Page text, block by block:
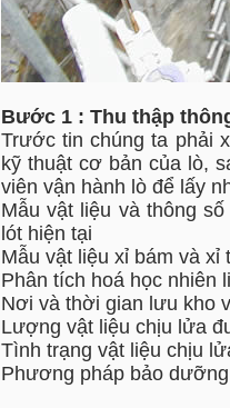
Bước 1 : Thu thập
Trước tin chúng ta phải
kỹ thuật cơ bản của lò,
viên vận hành lò để lấy
Mẫu vật liệu và thông
lót hiện tại
Mẫu vật liệu xỉ bám và xỉ
Phân tích hoá học nhiên
Nơi và thời gian lưu kho
Lượng vật liệu chịu lửa
Tình trạng vật liệu chịu
Phương pháp bảo